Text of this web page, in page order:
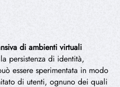
di ambienti virtuali
persistenza di identità,
essere sperimentata in modo
di utenti, ognuno dei quali